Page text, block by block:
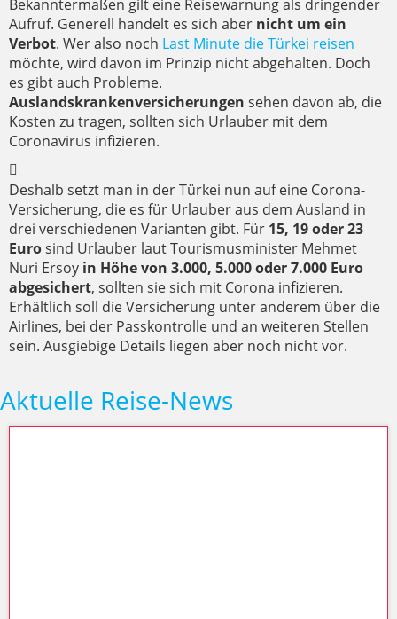
Bekanntermaßen gilt eine Reisewarnung als dringender
Aufruf. Generell handelt es sich aber nicht um ein
Verbot. Wer also noch Last Minute die Türkei reisen
möchte, wird davon im Prinzip nicht abgehalten. Doch
es gibt auch Probleme.
Auslandskrankenversicherungen sehen davon ab, die
Kosten zu tragen, sollten sich Urlauber mit dem
Coronavirus infizieren.
Deshalb setzt man in der Türkei nun auf eine Corona-
Versicherung, die es für Urlauber aus dem Ausland in
drei verschiedenen Varianten gibt. Für 15, 19 oder 23
Eurosind Urlauber laut Tourismusminister Mehmet
Nuri Ersoy in Höhe von 3.000, 5.000 oder 7.000 Euro
abgesichert, sollten sie sich mit Corona infizieren.
Erhältlich soll die Versicherung unter anderem über die
Airlines, bei der Passkontrolle und an weiteren Stellen
sein. Ausgiebige Details liegen aber noch nicht vor.
Aktuelle Reise-News